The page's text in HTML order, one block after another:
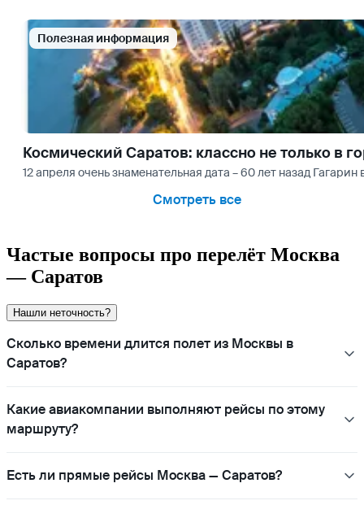
Полезная информация
Космический Саратов: классно не только в
12 апреля очень знаменательная дата – 60 лет назад
Смотреть все
Частые вопросы про перелёт Москва
— Саратов
Нашли неточность?
Сколько времени длится полет из Москвы в
Саратов?
Какие авиакомпании выполняют рейсы по этому
маршруту?
Есть ли прямые рейсы Москва — Саратов?